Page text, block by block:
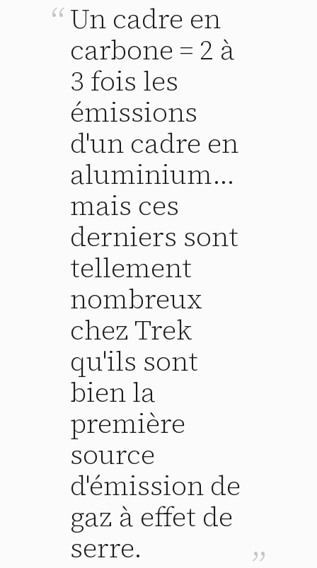
Un cadre en
carbone = 2 à
3 fois les
émissions
d'un cadre en
aluminium...
mais ces
derniers sont
tellement
nombreux
chez Trek
qu'ils sont
bien la
première
source
d'émission de
gaz à effet de
serre.